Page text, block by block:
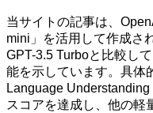
当サイトの記事は、
mini」を活用して作成さ
GPT-3.5 Turboと比較し
能を示しています。具体
Language
スコアを達成し、他の軽